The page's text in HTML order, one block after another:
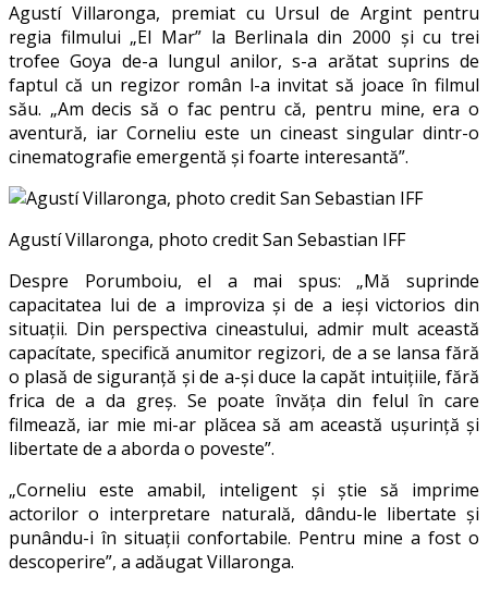
Agustí Villaronga, premiat cu Ursul de Argint pentru
regia filmului „El Mar” la Berlinala din 2000 și cu trei
trofee Goya de-a lungul anilor, s-a arătat suprins de
faptul că un regizor român l-a invitat să joace în filmul
său. „Am decis să o fac pentru că, pentru mine, era o
aventură, iar Corneliu este un cineast singular dintr-o
cinematografie emergentă și foarte interesantă”.
Agustí Villaronga, photo credit San Sebastian IFF
Despre Porumboiu, el a mai spus: „Mă suprinde
capacitatea lui de a improviza și de a ieși victorios din
situații. Din perspectiva cineastului, admir mult această
capacítate, specifică anumitor regizori, de a se lansa fără
o plasă de siguranță și de a-și duce la capăt intuițiile, fără
frica de a da greș. Se poate învăța din felul în care
filmează, iar mie mi-ar plăcea să am această ușurință și
libertate de a aborda o poveste”.
„Corneliu este amabil, inteligent și știe să imprime
actorilor o interpretare naturală, dându-le libertate și
punându-i în situații confortabile. Pentru mine a fost o
descoperire”, a adăugat Villaronga.